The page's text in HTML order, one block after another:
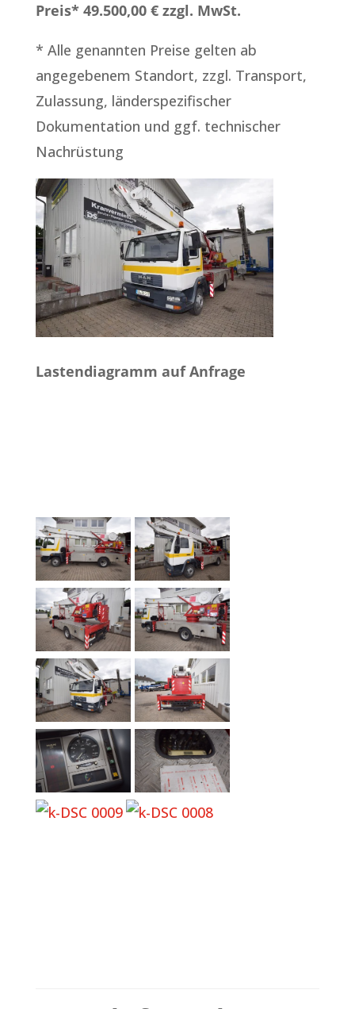
Preis* 49.500,00 € zzgl. MwSt.
* Alle genannten Preise gelten ab
angegebenem Standort, zzgl. Transport,
Zulassung, länderspezifischer
Dokumentation und ggf. technischer
Nachrüstung
Lastendiagramm auf Anfrage